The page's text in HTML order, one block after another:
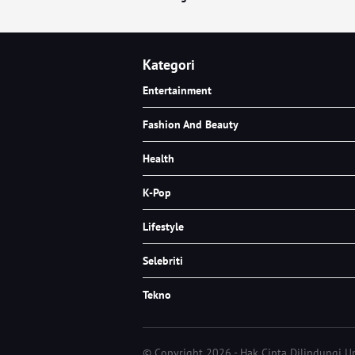
Kategori
Entertainment
Fashion And Beauty
Health
K-Pop
Lifestyle
Selebriti
Tekno